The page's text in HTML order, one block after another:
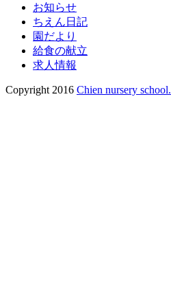
お知らせ
ちえん日記
園だより
給食の献立
求人情報
Copyright 2016 Chien nursery school.